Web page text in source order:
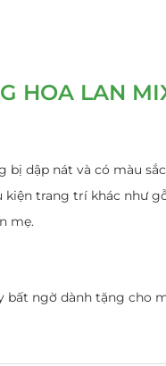
HOA LAN
dập nát và có màu
trang trí khác như
mẹ.
bất ngờ dành tặng